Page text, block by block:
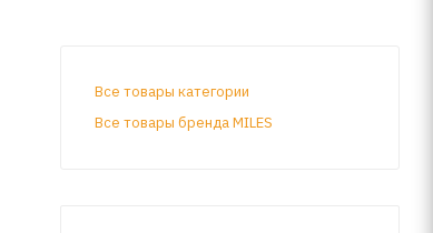
Все товары категории
Все товары бренда MILES